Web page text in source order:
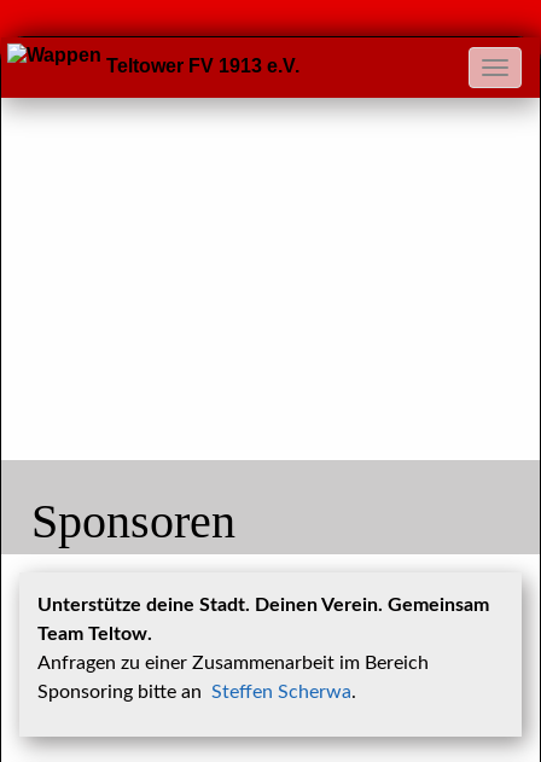
Teltower FV 1913 e.V.
Sponsoren
Unterstütze deine Stadt. Deinen Verein. Gemeinsam
Team Teltow.
Anfragen zu einer Zusammenarbeit im Bereich
Sponsoring bitte an Steffen Scherwa.